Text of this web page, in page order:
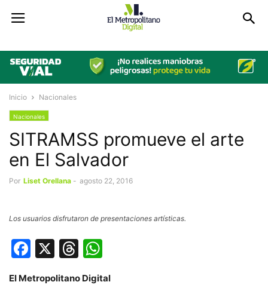
Inicio Nacionales
Nacionales
SITRAMSS promueve el arte
en El Salvador
Por Liset Orellana - agosto 22, 2016
Los usuarios disfrutaron de presentaciones artísticas.
Facebook
X Threads
El Metropolitano Digital